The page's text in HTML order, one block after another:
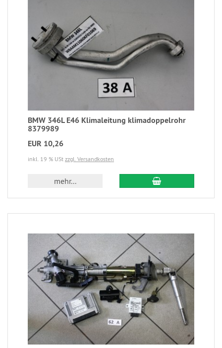
BMW 346L E46 Klimaleitung klimadoppelrohr
8379989
EUR 10,26
inkl. 19 % USt zzgl. Versandkosten
mehr...